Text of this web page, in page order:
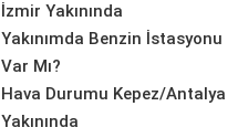
İzmir Yakınında
Yakınımda Benzin İstasyonu
Var Mı?
Hava Durumu Kepez/Antalya
Yakınında